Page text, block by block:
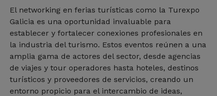
El networking en ferias turísticas como la Turexpo
Galicia es una oportunidad invaluable para
establecer y fortalecer conexiones profesionales en
la industria del turismo. Estos eventos reúnen a una
amplia gama de actores del sector, desde agencias
de viajes y tour operadores hasta hoteles, destinos
turísticos y proveedores de servicios, creando un
entorno propicio para el intercambio de ideas,